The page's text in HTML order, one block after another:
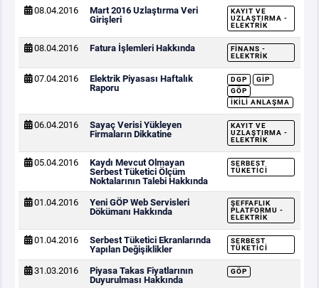
08.04.2016
Mart 2016 Uzlaştırma Veri
Girişleri
KAYIT VE
UZLAŞTIRMA -
ELEKTRIK
08.04.2016 Fatura İşlemleri Hakkında
FINANS -
ELEKTRIK
07.04.2016
Elektrik Piyasası Haftalık
Raporu
DGP
GİP
GÖP
İKILI ANLAŞMA
06.04.2016
Sayaç Verisi Yükleyen
Firmaların Dikkatine
KAYIT VE
UZLAŞTIRMA -
ELEKTRIK
05.04.2016
Kaydı Mevcut Olmayan
Serbest Tüketici Ölçüm
Noktalarının Talebi Hakkında
SERBEST
TÜKETICI
01.04.2016
Yeni GÖP Web Servisleri
Dökümanı Hakkında
ŞEFFAFLIK
PLATFORMU -
ELEKTRIK
01.04.2016
Serbest Tüketici Ekranlarında
Yapılan Değişiklikler
SERBEST
TÜKETICI
31.03.2016
Piyasa Takas Fiyatlarının
Duyurulması Hakkında
GÖP